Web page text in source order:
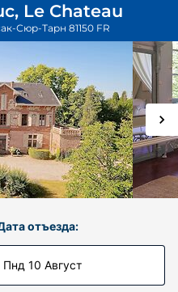
Le Chateau
Сюр-Тарн 81150 FR
отъезда:
Пнд 10 Август